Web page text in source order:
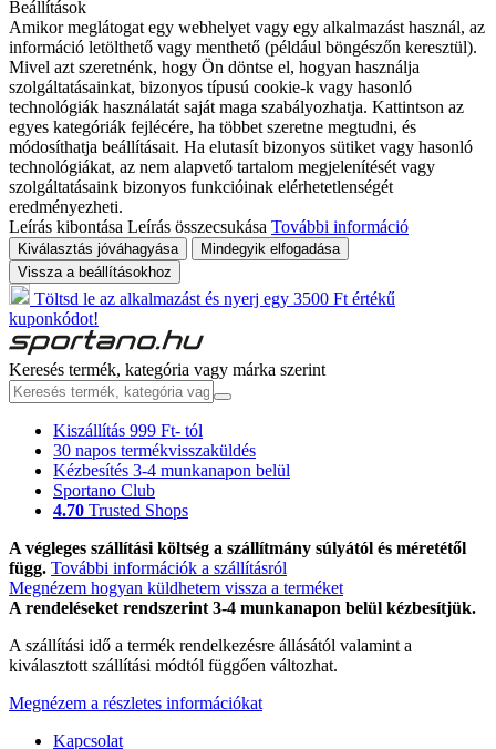
Beállítások
Amikor meglátogat egy webhelyet vagy egy alkalmazást használ, az
információ letölthető vagy menthető (például böngészőn keresztül).
Mivel azt szeretnénk, hogy Ön döntse el, hogyan használja
szolgáltatásainkat, bizonyos típusú cookie-k vagy hasonló
technológiák használatát saját maga szabályozhatja. Kattintson az
egyes kategóriák fejlécére, ha többet szeretne megtudni, és
módosíthatja beállításait. Ha elutasít bizonyos sütiket vagy hasonló
technológiákat, az nem alapvető tartalom megjelenítését vagy
szolgáltatásaink bizonyos funkcióinak elérhetetlenségét
eredményezheti.
Leírás kibontása Leírás összecsukása További információ
Kiválasztás jóváhagyása
Mindegyik elfogadása
Vissza a beállításokhoz
Töltsd le az alkalmazást és nyerj egy 3500 Ft értékű
kuponkódot!
Keresés termék, kategória vagy márka szerint
Kiszállítás 999 Ft- tól
30 napos termékvisszaküldés
Kézbesítés 3-4 munkanapon belül
Sportano Club
4.70 Trusted Shops
A végleges szállítási költség a szállítmány súlyától és méretétől
függ. További információk a szállításról
Megnézem hogyan küldhetem vissza a terméket
A rendeléseket rendszerint 3-4 munkanapon belül kézbesítjük.
A szállítási idő a termék rendelkezésre állásától valamint a
kiválasztott szállítási módtól függően változhat.
Megnézem a részletes információkat
Kapcsolat